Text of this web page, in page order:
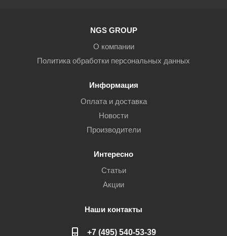
NGS GROUP
О компании
Политика обработки персональных данных
Информация
Оплата и доставка
Новости
Производители
Интересно
Статьи
Акции
Наши контакты
+7 (495) 540-53-39